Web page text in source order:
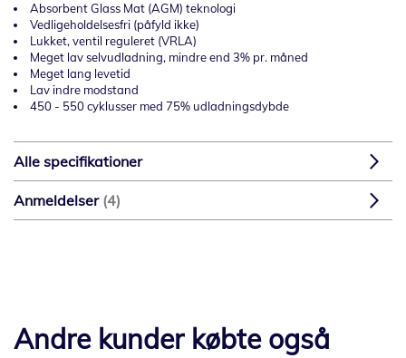
Absorbent Glass Mat (AGM) teknologi
Vedligeholdelsesfri (påfyld ikke)
Lukket, ventil reguleret (VRLA)
Meget lav selvudladning, mindre end 3% pr. måned
Meget lang levetid
Lav indre modstand
450 - 550 cyklusser med 75% udladningsdybde
Alle specifikationer
Anmeldelser 4
Andre kunder købte også